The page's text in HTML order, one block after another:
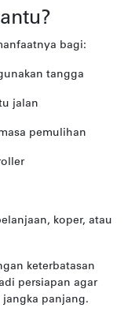
bagi:
tangga
jalan
pemulihan
koper, atau
keterbatasan
persiapan agar
panjang.